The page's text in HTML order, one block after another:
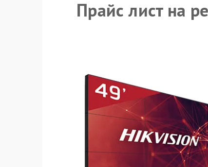
Прайс лист на